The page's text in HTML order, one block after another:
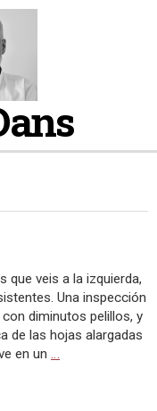
que veis a la izquierda,
Una inspección
diminutos pelillos, y
de las hojas alargadas
en un …